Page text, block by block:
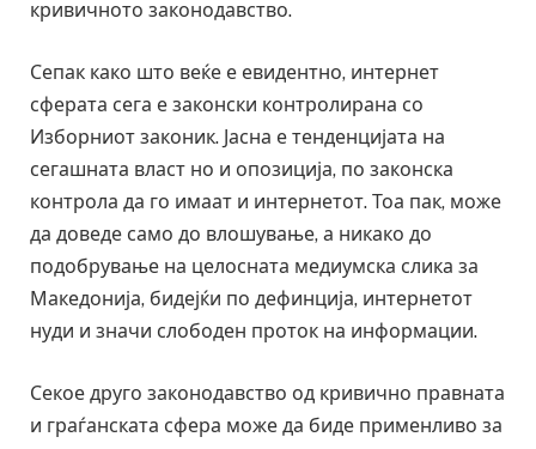
кривичното законодавство.
Сепак како што веќе е евидентно, интернет
сферата сега е законски контролирана со
Изборниот законик. Јасна е тенденцијата на
сегашната власт но и опозиција, по законска
контрола да го имаат и интернетот. Тоа пак, може
да доведе само до влошување, а никако до
подобрување на целосната медиумска слика за
Македонија, бидејќи по дефинција, интернетот
нуди и значи слободен проток на информации.
Секое друго законодавство од кривично правната
и граѓанската сфера може да биде применливо за